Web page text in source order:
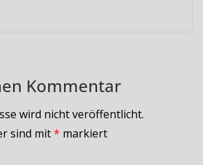
Kommentar
wird nicht veröffentlicht.
sind mit* markiert